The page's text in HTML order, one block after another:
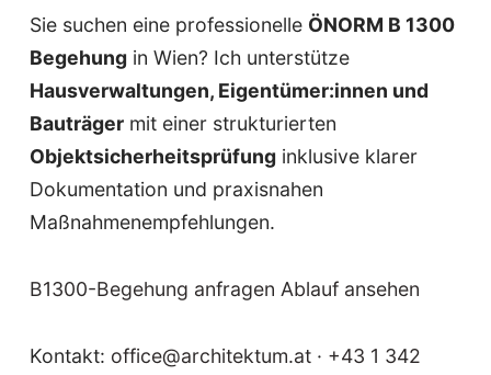
Sie suchen eine professionelle ÖNORM B 1300
Begehungin Wien? Ich unterstütze
Hausverwaltungen, Eigentümer:innen und
Bauträgermit einer strukturierten
Objektsicherheitsprüfunginklusive klarer
Dokumentation und praxisnahen
Maßnahmenempfehlungen.
B1300-Begehung anfragen Ablauf ansehen
Kontakt: office@architektum.at· +43 1 342